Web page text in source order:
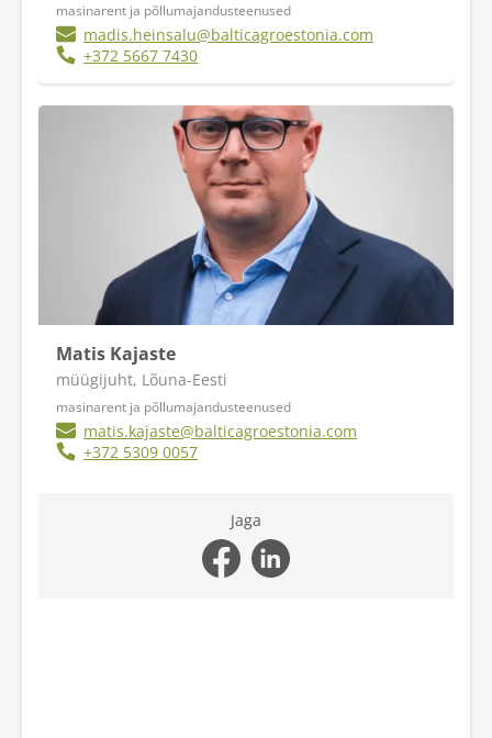
masinarent ja põllumajandusteenused
madis.heinsalu@balticagroestonia.com
+372 5667 7430
Matis Kajaste
müügijuht, Lõuna-Eesti
masinarent ja põllumajandusteenused
matis.kajaste@balticagroestonia.com
+372 5309 0057
Jaga